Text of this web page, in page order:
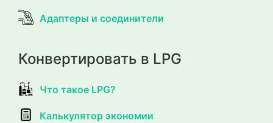
Адаптеры и соединители
Конвертировать в LPG
Что такое LPG?
Калькулятор экономии